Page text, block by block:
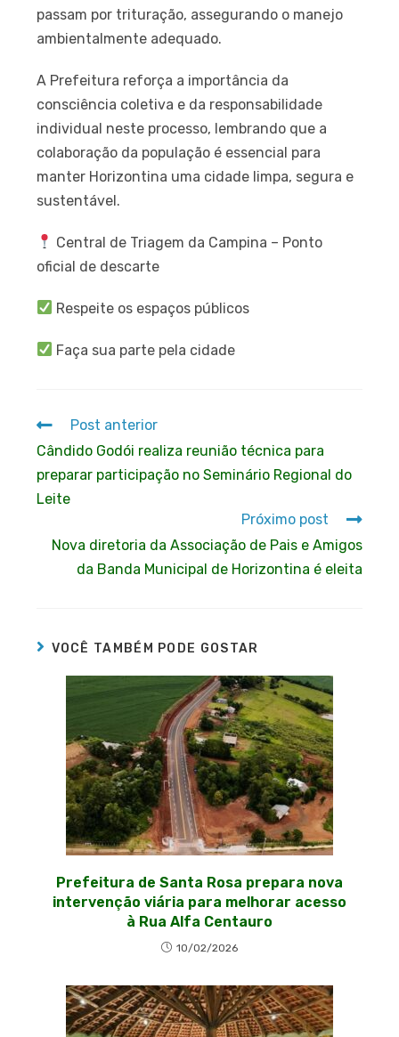
passam por trituração, assegurando o manejo
ambientalmente adequado.
A Prefeitura reforça a importância da
consciência coletiva e da responsabilidade
individual neste processo, lembrando que a
colaboração da população é essencial para
manter Horizontina uma cidade limpa, segura e
sustentável.
Central de Triagem da Campina – Ponto
oficial de descarte
Respeite os espaços públicos
Faça sua parte pela cidade
Post anterior
Cândido Godói realiza reunião técnica para
preparar participação no Seminário Regional do
Leite
Próximo post
Nova diretoria da Associação de Pais e Amigos
da Banda Municipal de Horizontina é eleita
VOCÊ TAMBÉM PODE GOSTAR
Prefeitura de Santa Rosa prepara nova
intervenção viária para melhorar acesso
à Rua Alfa Centauro
10/02/2026